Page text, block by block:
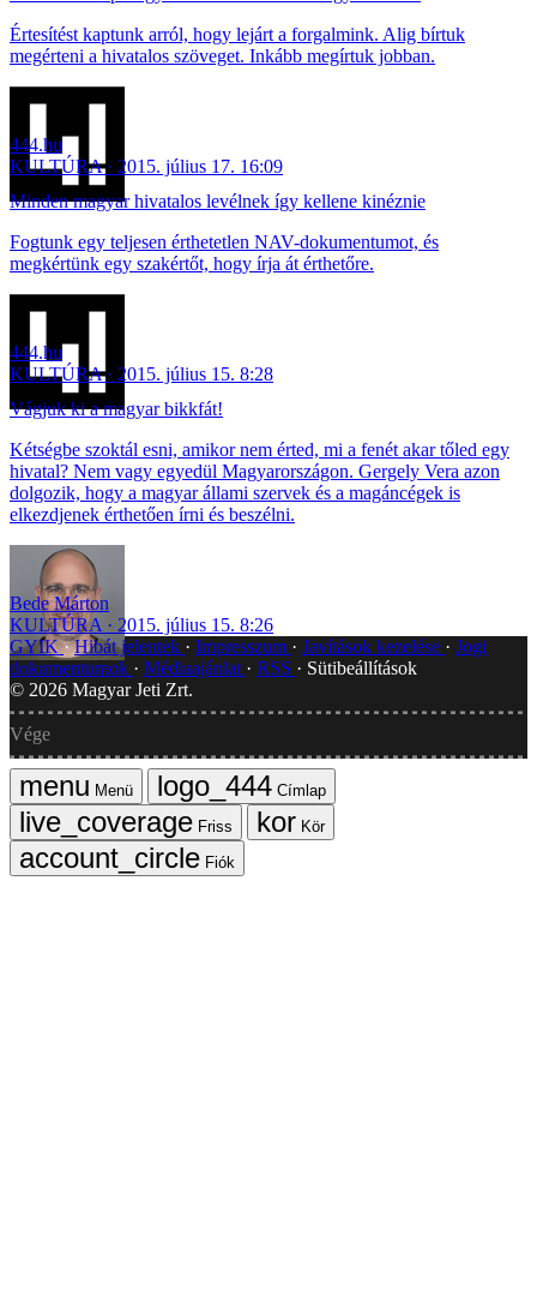
Értesítést kaptunk arról, hogy lejárt a forgalmink. Alig bírtuk
megérteni a hivatalos szöveget. Inkább megírtuk jobban.
444.hu
KULTÚRA
2015. július 17. 16:09
Minden magyar hivatalos levélnek így kellene kinéznie
Fogtunk egy teljesen érthetetlen NAV-dokumentumot, és
megkértünk egy szakértőt, hogy írja át érthetőre.
444.hu
KULTÚRA
2015. július 15. 8:28
Vágjuk ki a magyar bikkfát!
Kétségbe szoktál esni, amikor nem érted, mi a fenét akar tőled egy
hivatal? Nem vagy egyedül Magyarországon. Gergely Vera azon
dolgozik, hogy a magyar állami szervek és a magáncégek is
elkezdjenek érthetően írni és beszélni.
Bede Márton
KULTÚRA
2015. július 15. 8:26
GYIK Hibát jelentek Impresszum Javítások kezelése
Jogi
dokumentumok
Médiaajánlat RSS
Sütibeállítások
© 2026 Magyar Jeti Zrt.
Vége
Menü
Címlap
Friss
Kör
Fiók